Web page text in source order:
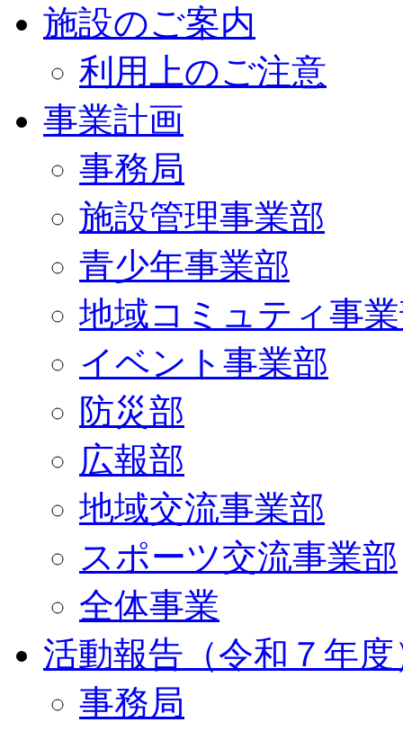
施設のご案内
利用上のご注意
事業計画
事務局
施設管理事業部
青少年事業部
地域コミュティ事
イベント事業部
防災部
広報部
地域交流事業部
スポーツ交流事業部
全体事業
活動報告（令和７年度
事務局